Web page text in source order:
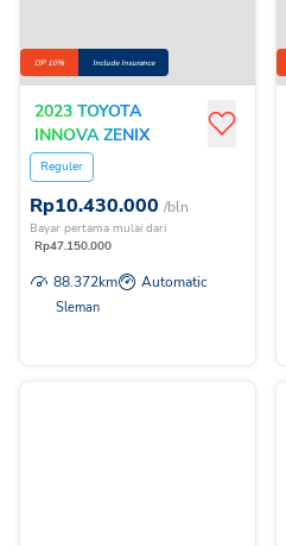
DP 10% Include Insurance
2023 TOYOTA
INNOVA ZENIX
T:2.0QHVMCVTTSS
Reguler
Rp10.430.000 /bln
Bayar pertama mulai dari
Rp47.150.000
88.372km Automatic
Sleman